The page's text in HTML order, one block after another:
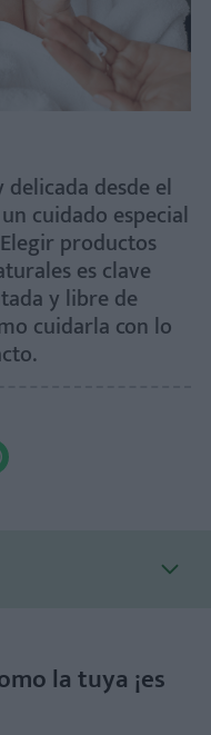
desde el
cuidado especial
productos
es clave
y libre de
cuidarla con lo
la tuya ¡es